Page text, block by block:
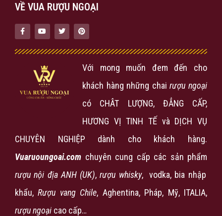
VỀ VUA RƯỢU NGOẠI
Với mong muốn đem đến cho
khách hàng những chairượu ngoại
có CHÂT LƯỢNG, ĐẲNG CẤP,
HƯƠNG VỊ TINH TẾ và DỊCH VỤ
CHUYÊN NGHIỆP dành cho khách hàng.
Vuaruoungoai.com chuyên cung cấp các sản phẩm
rượu nội địa ANH (UK),rượu whisky, vodka, bia nhập
khẩu,Rượu vang Chile, Aghentina, Pháp, Mỹ, ITALIA,
rượu ngoại cao cấp…